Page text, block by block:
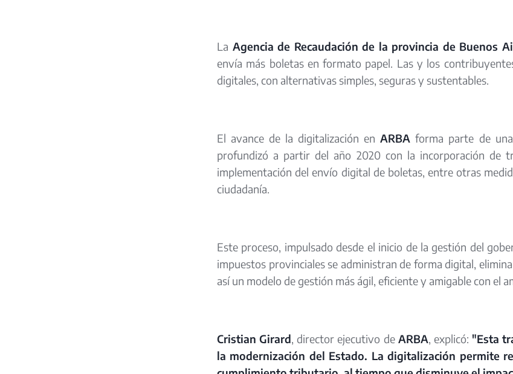
La Agencia de Recaudación de la provincia de Buenos
envía más boletas en formato papel. Las y los
digitales, con alternativas simples, seguras y sustentables.
El avance de la digitalización enARBAforma parte de
profundizó a partir del año 2020 con la incorporación de
implementación del envío digital de boletas, entre otras
ciudadanía.
Este proceso, impulsado desde el inicio de la gestión del
impuestos provinciales se administran de forma digital,
así un modelo de gestión más ágil, eficiente y amigable con el
Cristian Girard, director ejecutivo de ARBA, explicó: "Esta
la modernización del Estado. La digitalización permite